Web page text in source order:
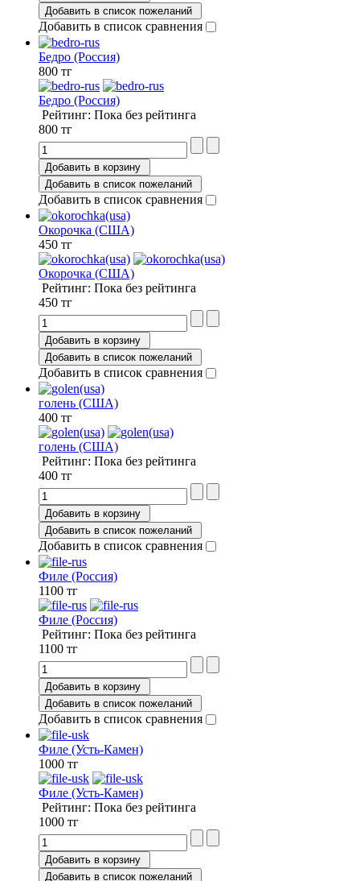
Добавить в список пожеланий
Добавить в список сравнения
Бедро (Россия)
800 тг
Бедро (Россия)
Рейтинг: Пока без рейтинга
800 тг
Добавить в корзину
Добавить в список пожеланий
Добавить в список сравнения
Окорочка (США)
450 тг
Окорочка (США)
Рейтинг: Пока без рейтинга
450 тг
Добавить в корзину
Добавить в список пожеланий
Добавить в список сравнения
голень (США)
400 тг
голень (США)
Рейтинг: Пока без рейтинга
400 тг
Добавить в корзину
Добавить в список пожеланий
Добавить в список сравнения
Филе (Россия)
1100 тг
Филе (Россия)
Рейтинг: Пока без рейтинга
1100 тг
Добавить в корзину
Добавить в список пожеланий
Добавить в список сравнения
Филе (Усть-Камен)
1000 тг
Филе (Усть-Камен)
Рейтинг: Пока без рейтинга
1000 тг
Добавить в корзину
Добавить в список пожеланий